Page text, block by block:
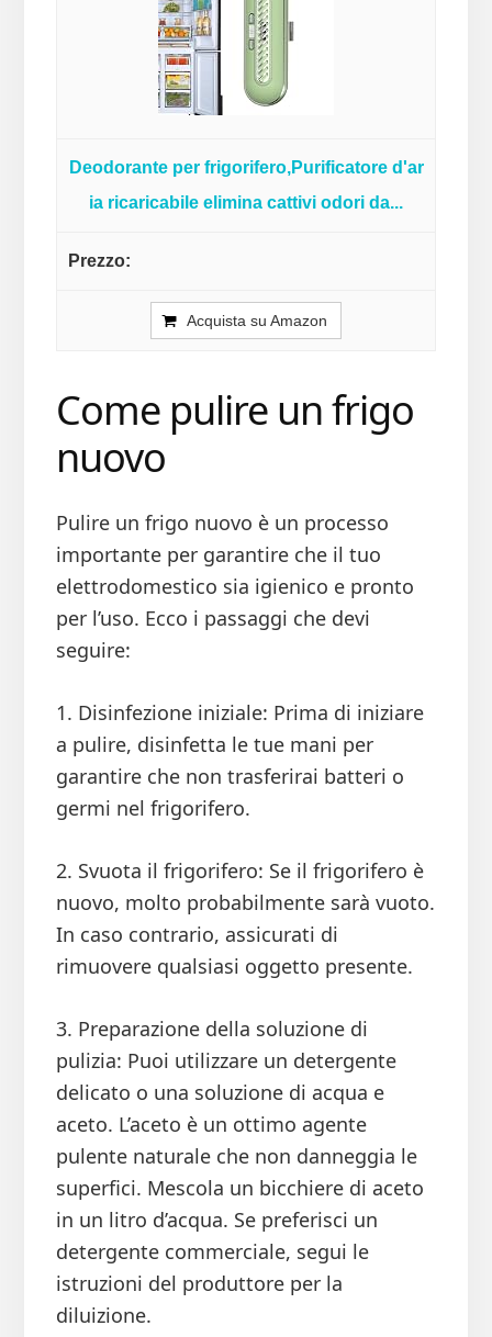
Deodorante per frigorifero,Purificatore d'ar
ia ricaricabile elimina cattivi odori da...
Acquista su Amazon
Come pulire un frigo
nuovo
Pulire un frigo nuovo è un processo
importante per garantire che il tuo
elettrodomestico sia igienico e pronto
per l’uso. Ecco i passaggi che devi
seguire:
1. Disinfezione iniziale: Prima di iniziare
a pulire, disinfetta le tue mani per
garantire che non trasferirai batteri o
germi nel frigorifero.
2. Svuota il frigorifero: Se il frigorifero è
nuovo, molto probabilmente sarà vuoto.
In caso contrario, assicurati di
rimuovere qualsiasi oggetto presente.
3. Preparazione della soluzione di
pulizia: Puoi utilizzare un detergente
delicato o una soluzione di acqua e
aceto. L’aceto è un ottimo agente
pulente naturale che non danneggia le
superfici. Mescola un bicchiere di aceto
in un litro d’acqua. Se preferisci un
detergente commerciale, segui le
istruzioni del produttore per la
diluizione.